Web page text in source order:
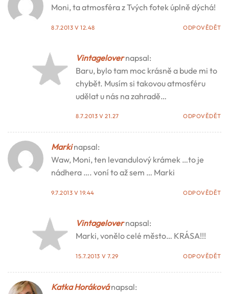
Moni, ta atmosféra z Tvých fotek úplně dýchá!
8.7.2013 V 12.48 ODPOVĚDĚT
Vintagelover napsal:
Baru, bylo tam moc krásně a bude mi to
chybět. Musím si takovou atmosféru
udělat u nás na zahradě…
8.7.2013 V 21.27 ODPOVĚDĚT
Marki napsal:
Waw, Moni, ten levandulový krámek …to je
nádhera …. voní to až sem … Marki
9.7.2013 V 19.44 ODPOVĚDĚT
Vintagelover napsal:
Marki, vonělo celé město… KRÁSA!!!
15.7.2013 V 7.29 ODPOVĚDĚT
Katka Horáková napsal: